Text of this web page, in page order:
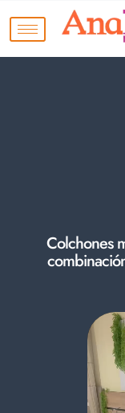
Colchones